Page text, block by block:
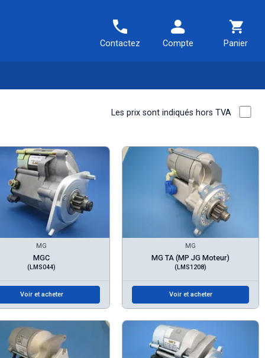
Contactez Compte Panier
Les prix sont indiqués hors TVA
MG
MGC
(LMS044)
Voir et acheter
MG
MG TA (MP JG Moteur)
(LMS1208)
Voir et acheter